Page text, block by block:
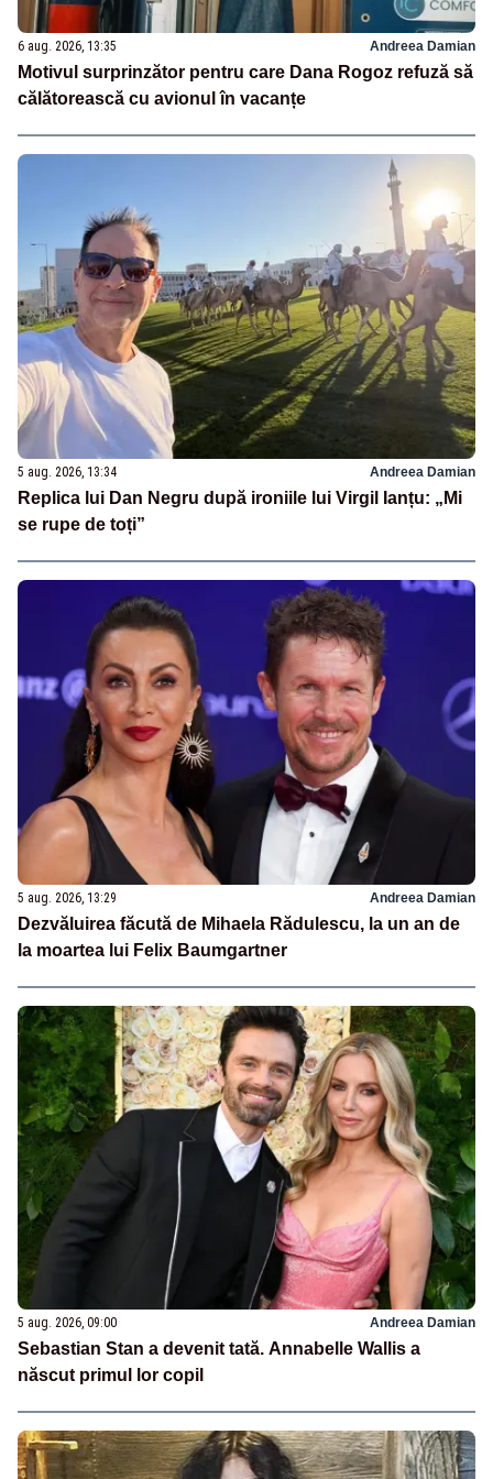
6 aug. 2026, 13:35 Andreea Damian
Motivul surprinzător pentru care Dana Rogoz refuză să
călătorească cu avionul în vacanțe
5 aug. 2026, 13:34 Andreea Damian
Replica lui Dan Negru după ironiile lui Virgil Ianțu: „Mi
se rupe de toți”
5 aug. 2026, 13:29 Andreea Damian
Dezvăluirea făcută de Mihaela Rădulescu, la un an de
la moartea lui Felix Baumgartner
5 aug. 2026, 09:00 Andreea Damian
Sebastian Stan a devenit tată. Annabelle Wallis a
născut primul lor copil